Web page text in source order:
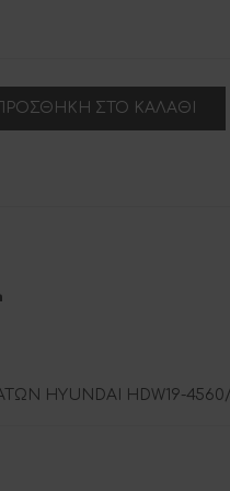
ΠΡΟΣΘΉΚΗ ΣΤΟ ΚΑΛΆΘΙ
HYUNDAI HDW19-